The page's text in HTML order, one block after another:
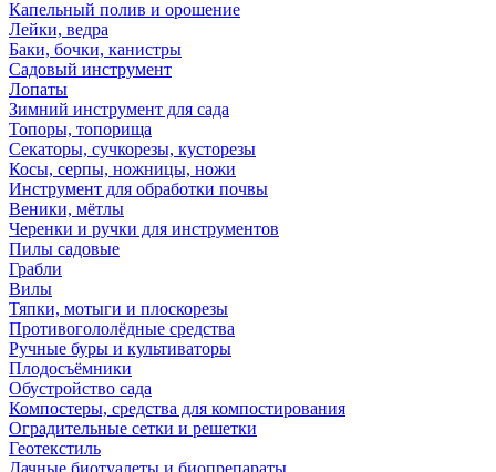
Капельный полив и орошение
Лейки, ведра
Баки, бочки, канистры
Садовый инструмент
Лопаты
Зимний инструмент для сада
Топоры, топорища
Секаторы, сучкорезы, кусторезы
Косы, серпы, ножницы, ножи
Инструмент для обработки почвы
Веники, мётлы
Черенки и ручки для инструментов
Пилы садовые
Грабли
Вилы
Тяпки, мотыги и плоскорезы
Противогололёдные средства
Ручные буры и культиваторы
Плодосъёмники
Обустройство сада
Компостеры, средства для компостирования
Оградительные сетки и решетки
Геотекстиль
Дачные биотуалеты и биопрепараты